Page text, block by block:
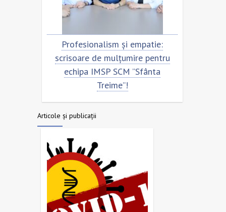
Profesionalism și empatie:
scrisoare de mulțumire pentru
echipa IMSP SCM ”Sfânta
Treime”!
Articole și publicații